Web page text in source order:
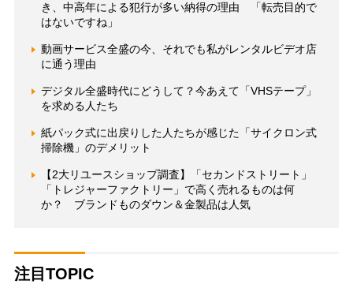
き、中高年による犯行が多い納得の理由 「転売目的で
はないですね」
動画サービス全盛の今、それでも私がレンタルビデオ店
に通う理由
デジタル全盛時代にどうして？今あえて「VHSテープ」
を求める人たち
紙パック式に出戻りした人たちが感じた「サイクロン式
掃除機」のデメリット
【2大リユースショップ調査】「セカンドストリート」
「トレジャーファクトリー」で高く売れるものは何
か？ ブランドものダウン＆金製品は人気
注目TOPIC